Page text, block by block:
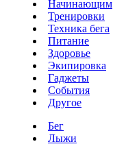
Начинающим
Тренировки
Техника бега
Питание
Здоровье
Экипировка
Гаджеты
События
Другое
Бег
Лыжи